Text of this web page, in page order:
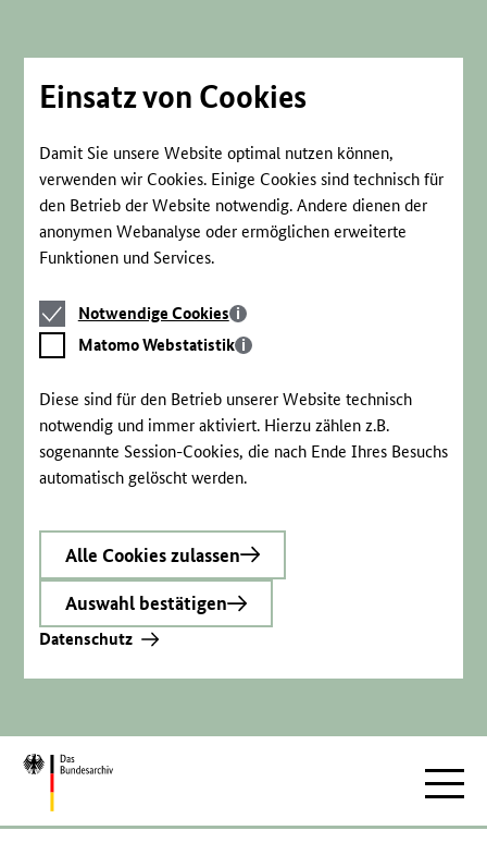
Einsatz von Cookies
Damit Sie unsere Website optimal nutzen können,
verwenden wir Cookies. Einige Cookies sind technisch für
den Betrieb der Website notwendig. Andere dienen der
anonymen Webanalyse oder ermöglichen erweiterte
Funktionen und Services.
Notwendige
Cookies
Notwendige Cookies
Matomo
Webstatistik
Matomo Webstatistik
Diese sind für den Betrieb unserer Website technisch
notwendig und immer aktiviert. Hierzu zählen z.B.
sogenannte Session-Cookies, die nach Ende Ihres Besuchs
automatisch gelöscht werden.
Alle Cookies zulassen
Auswahl bestätigen
Datenschutz
Zur